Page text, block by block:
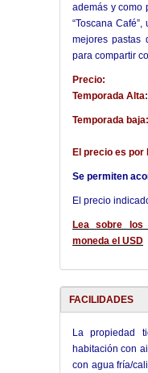
además y como
“Toscana
mejores pastas
para compartir
Precio:
Temporada Alta:
Temporada baja:
El precio es por
Se permiten
El precio
Lea sobre
moneda el USD
FACILIDADES
La propiedad
habitación con
con agua fría/